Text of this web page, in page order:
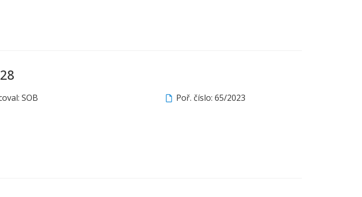
SOB Poř. číslo: 65/2023